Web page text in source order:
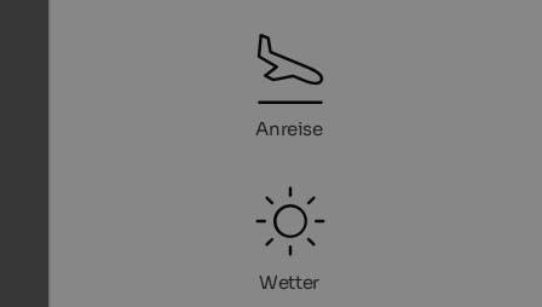
Anreise
Wetter